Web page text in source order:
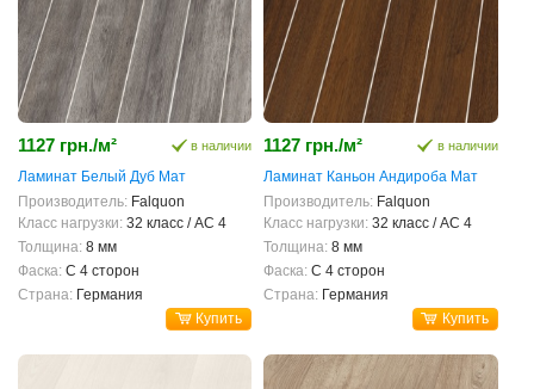
1127 грн./м² в наличии
Ламинат Белый Дуб Мат
Производитель: Falquon
Класс нагрузки: 32 класс / AC 4
Толщина: 8 мм
Фаска: С 4 сторон
Страна: Германия
Купить
1127 грн./м² в наличии
Ламинат Каньон Андироба Мат
Производитель: Falquon
Класс нагрузки: 32 класс / AC 4
Толщина: 8 мм
Фаска: С 4 сторон
Страна: Германия
Купить